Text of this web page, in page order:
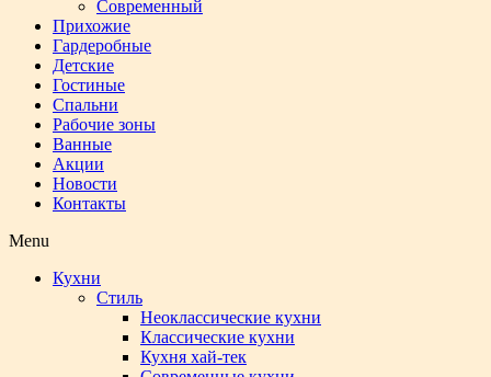
Современный
Прихожие
Гардеробные
Детские
Гостиные
Спальни
Рабочие зоны
Ванные
Акции
Новости
Контакты
Menu
Кухни
Стиль
Неоклассические кухни
Классические кухни
Кухня хай-тек